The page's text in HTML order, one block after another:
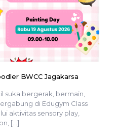
BWCC Jagakarsa
suka bergerak, bermain,
di Edugym Class
aktivitas sensory play,
[…]